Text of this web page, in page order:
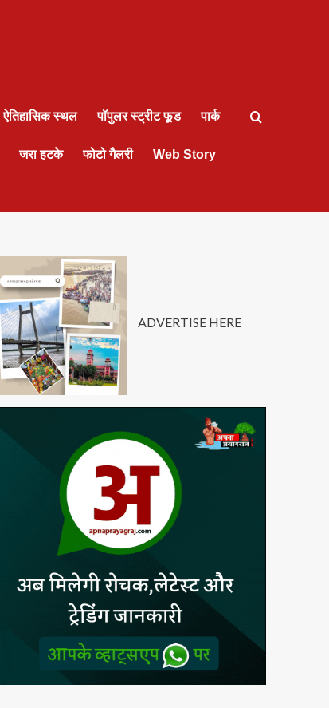
ऐतिहासिक स्थल पॉपुलर स्ट्रीट फूड पार्क
जरा हटके फोटो गैलरी Web Story
ADVERTISE HERE